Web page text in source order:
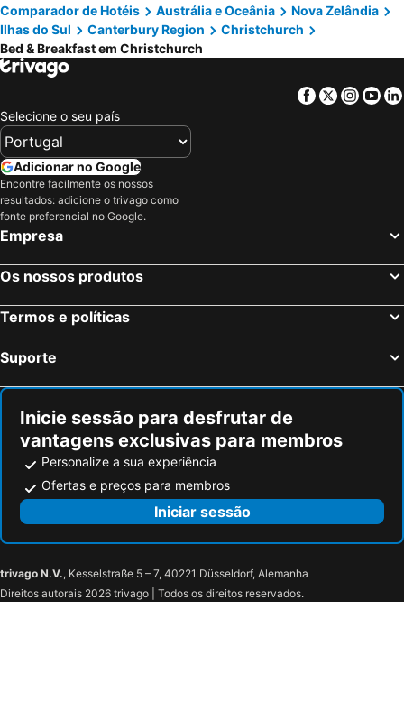
Comparador de Hotéis Austrália e Oceânia
Nova Zelândia
Ilhas do Sul
Canterbury Region
Christchurch
Bed & Breakfast em Christchurch
Facebook
Twitter
Selecione o seu país
Adicionar no Google
Encontre facilmente os nossos
resultados: adicione o trivago como
fonte preferencial no Google.
Empresa
Os nossos produtos
Termos e políticas
Suporte
Inicie sessão para desfrutar de
vantagens exclusivas para membros
Personalize a sua experiência
Ofertas e preços para membros
Iniciar sessão
trivago N.V., Kesselstraße 5 – 7, 40221 Düsseldorf, Alemanha
Direitos autorais 2026 trivago | Todos os direitos reservados.